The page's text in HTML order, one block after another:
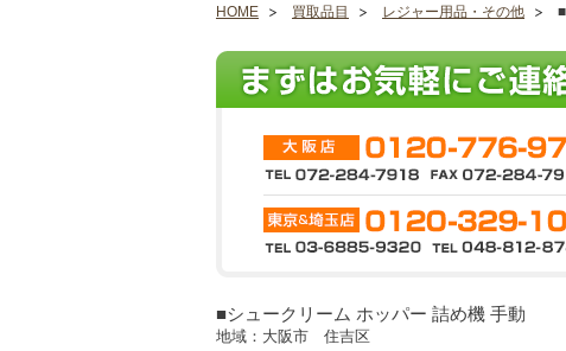
HOME 買取品目 レジャー用品・その他
■シュークリーム ホッパー 詰め機 手動
地域：大阪市 住吉区